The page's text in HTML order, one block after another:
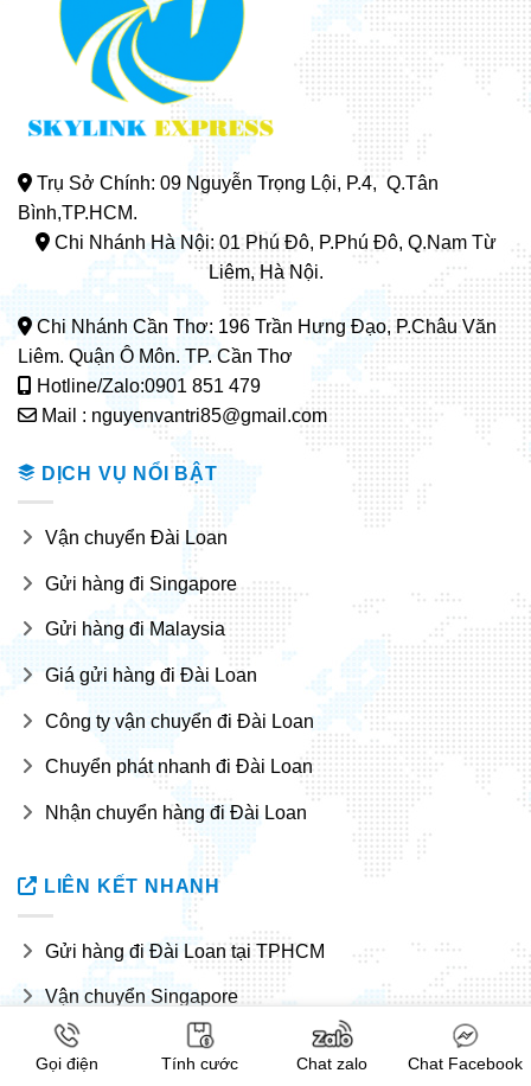
Trụ Sở Chính: 09 Nguyễn Trọng Lội, P.4, Q.Tân
Bình,TP.HCM.
Chi Nhánh Hà Nội: 01 Phú Đô, P.Phú Đô, Q.Nam Từ
Liêm, Hà Nội.
Chi Nhánh Cần Thơ: 196 Trần Hưng Đạo, P.Châu Văn
Liêm. Quận Ô Môn. TP. Cần Thơ
Hotline/Zalo:0901 851 479
Mail : nguyenvantri85@gmail.com
DỊCH VỤ NỔI BẬT
Vận chuyển Đài Loan
Gửi hàng đi Singapore
Gửi hàng đi Malaysia
Giá gửi hàng đi Đài Loan
Công ty vận chuyển đi Đài Loan
Chuyển phát nhanh đi Đài Loan
Nhận chuyển hàng đi Đài Loan
LIÊN KẾT NHANH
Gửi hàng đi Đài Loan tại TPHCM
Vận chuyển Singapore
Gửi phát nhanh đi Singapore
Gọi điện Tính cước Chat zalo Chat Facebook